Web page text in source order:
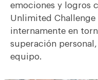
emociones y logros
Unlimited
internamente en
superación
equipo.